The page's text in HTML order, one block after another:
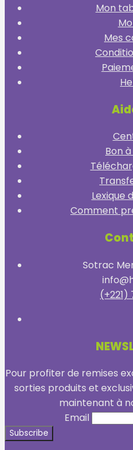
Mon
Mes
Bon
Lexique
Comment
Sotrac
(+221)
Pour profiter de remises
sorties produits et
maintenant à
Email